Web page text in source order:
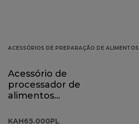
ACESSÓRIOS DE PREPARAÇÃO DE ALIMENTOS
Acessório de
processador de
alimentos
KAH65.000PL